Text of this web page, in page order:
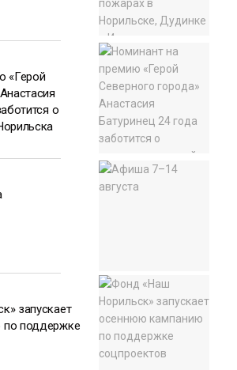
«Герой
о
запускает
поддержке